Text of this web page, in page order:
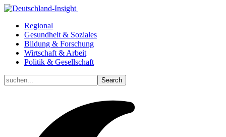
Regional
Gesundheit & Soziales
Bildung & Forschung
Wirtschaft & Arbeit
Politik & Gesellschaft